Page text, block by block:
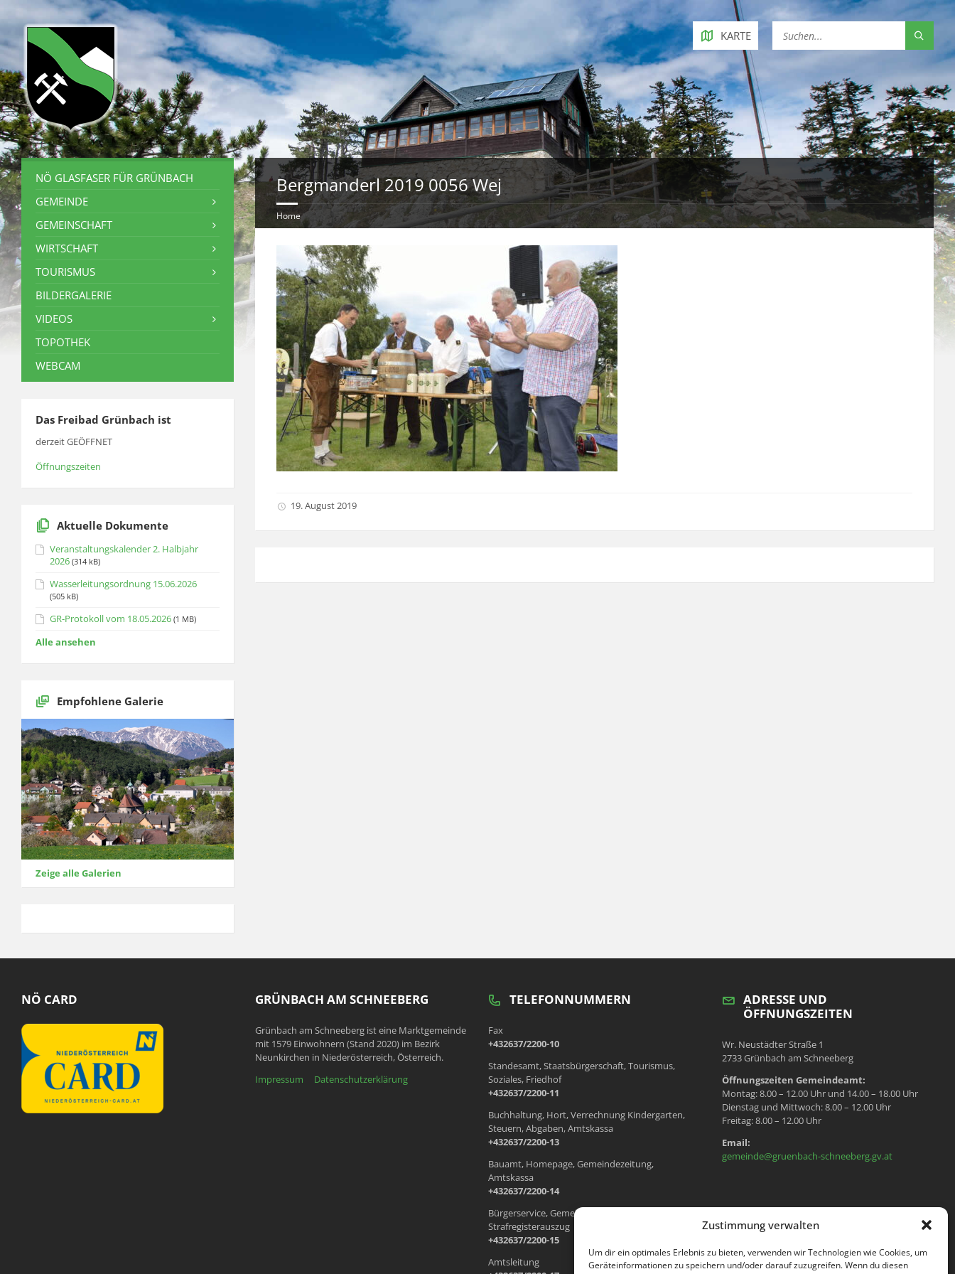
Zustimmung verwalten
Um dir ein optimales Erlebnis zu bieten, verwenden wir Technologien wie Cookies, um
Geräteinformationen zu speichern und/oder darauf zuzugreifen. Wenn du diesen
KARTE
Bergmanderl 2019 0056 Wej
Home
19. August 2019
NÖ GLASFASER FÜR GRÜNBACH
GEMEINDE
GEMEINSCHAFT
WIRTSCHAFT
TOURISMUS
BILDERGALERIE
VIDEOS
TOPOTHEK
WEBCAM
Das Freibad Grünbach ist
derzeit GEÖFFNET
Öffnungszeiten
Aktuelle Dokumente
Veranstaltungskalender 2. Halbjahr
2026 (314 kB)
Wasserleitungsordnung 15.06.2026
(505 kB)
GR-Protokoll vom 18.05.2026 (1 MB)
Alle ansehen
Empfohlene Galerie
Zeige alle Galerien
NÖ CARD GRÜNBACH AM SCHNEEBERG
Grünbach am Schneeberg ist eine Marktgemeinde
mit 1579 Einwohnern (Stand 2020) im Bezirk
Neunkirchen in Niederösterreich, Österreich.
Impressum
Datenschutzerklärung
TELEFONNUMMERN
Fax
+432637/2200-10
Standesamt, Staatsbürgerschaft, Tourismus,
Soziales, Friedhof
+432637/2200-11
Buchhaltung, Hort, Verrechnung Kindergarten,
Steuern, Abgaben, Amtskassa
+432637/2200-13
Bauamt, Homepage, Gemeindezeitung,
Amtskassa
+432637/2200-14
Bürgerservice, Gemeindewohnungen, Meldeamt,
Strafregisterauszug
+432637/2200-15
Amtsleitung
ADRESSE UND
ÖFFNUNGSZEITEN
Wr. Neustädter Straße 1
2733 Grünbach am Schneeberg
Öffnungszeiten Gemeindeamt:
Montag: 8.00 – 12.00 Uhr und 14.00 – 18.00 Uhr
Dienstag und Mittwoch: 8.00 – 12.00 Uhr
Freitag: 8.00 – 12.00 Uhr
Email:
gemeinde@gruenbach-schneeberg.gv.at